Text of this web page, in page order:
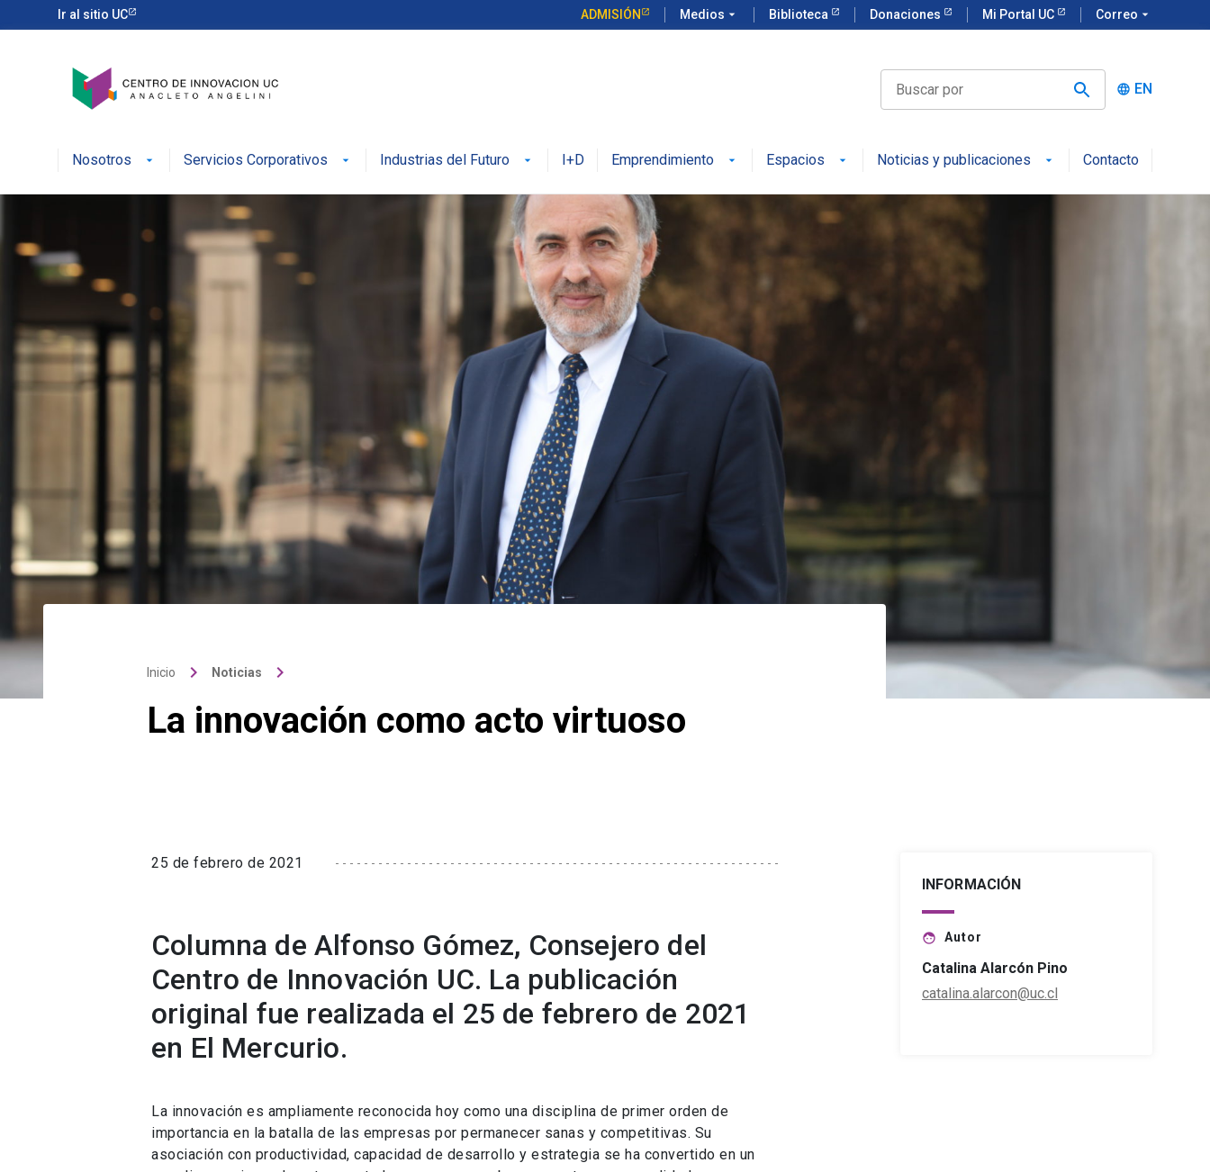
Ir al sitio UC ADMISIÓN Medios arrow_drop_down Biblioteca Donaciones Mi Portal UC Correo arrow_drop_down
language EN
Nosotros Servicios Corporativos Industrias del Futuro I+D Emprendimiento Espacios Noticias y publicaciones Contacto
Inicio keyboard_arrow_right Noticias keyboard_arrow_right
La innovación como acto virtuoso
25 de febrero de 2021
Columna de Alfonso Gómez, Consejero del
Centro de Innovación UC. La publicación
original fue realizada el 25 de febrero de 2021
en El Mercurio.
La innovación es ampliamente reconocida hoy como una disciplina de primer orden de
importancia en la batalla de las empresas por permanecer sanas y competitivas. Su
asociación con productividad, capacidad de desarrollo y estrategia se ha convertido en un
INFORMACIÓN
face Autor
Catalina Alarcón Pino
catalina.alarcon@uc.cl